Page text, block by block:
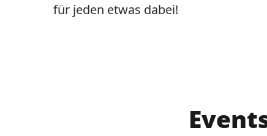
für jeden etwas dabei!